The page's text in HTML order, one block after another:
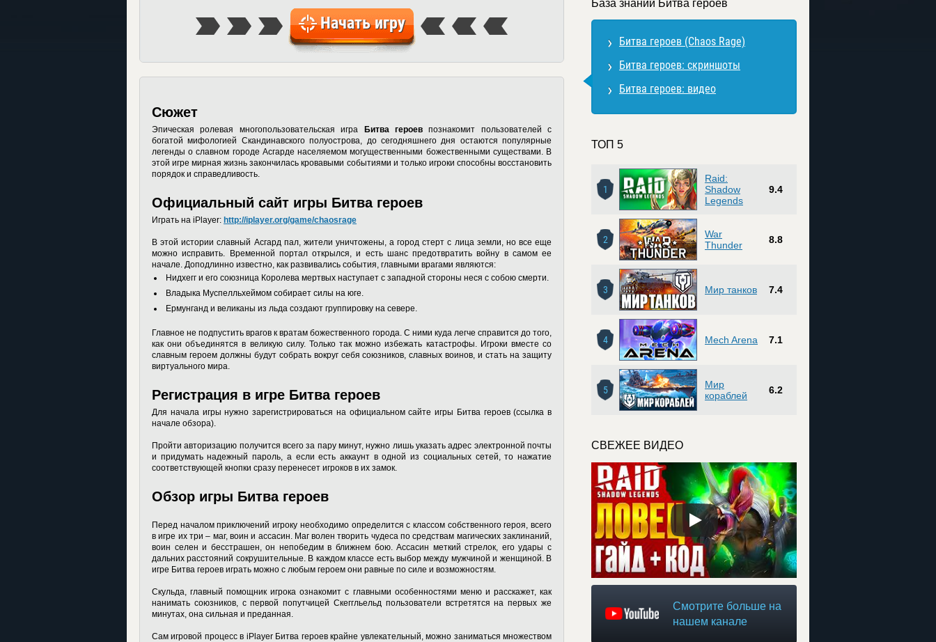
Начать игру
Сюжет
Эпическая ролевая многопользовательская игра Битва героевпознакомит пользователей с
богатой мифологией Скандинавского полуострова, до сегодняшнего дня остаются популярные
легенды о славном городе Асгарде населяемом могущественными божественными существами. В
этой игре мирная жизнь закончилась кровавыми событиями и только игроки способны восстановить
порядок и справедливость.
Официальный сайт игры Битва героев
Играть на iPlayer: http://iplayer.org/game/chaosrage
В этой истории славный Асгард пал, жители уничтожены, а город стерт с лица земли, но все еще
можно исправить. Временной портал открылся, и есть шанс предотвратить войну в самом ее
начале. Доподлинно известно, как развивались события, главными врагами являются:
Нидхегг и его союзница Королева мертвых наступает с западной стороны неся с собою смерти.
Владыка Муспелльхеймом собирает силы на юге.
Ермунганд и великаны из льда создают группировку на севере.
Главное не подпустить врагов к вратам божественного города. С ними куда легче справится до того,
как они объединятся в великую силу. Только так можно избежать катастрофы. Игроки вместе со
славным героем должны будут собрать вокруг себя союзников, славных воинов, и стать на защиту
виртуального мира.
Регистрация в игре Битва героев
Для начала игры нужно зарегистрироваться на официальном сайте игры Битва героев (ссылка в
начале обзора).
Пройти авторизацию получится всего за пару минут, нужно лишь указать адрес электронной почты
и придумать надежный пароль, а если есть аккаунт в одной из социальных сетей, то нажатие
соответствующей кнопки сразу перенесет игроков в их замок.
Обзор игры Битва героев
Перед началом приключений игроку необходимо определится с классом собственного героя, всего
в игре их три – маг, воин и ассасин. Маг волен творить чудеса по средствам магических заклинаний,
воин селен и бесстрашен, он непобедим в ближнем бою. Ассасин меткий стрелок, его удары с
дальних расстояний сокрушительные. В каждом классе есть выбор между мужчиной и женщиной. В
игре Битва героев играть можно с любым героем они равные по силе и возможностям.
Скульда, главный помощник игрока ознакомит с главными особенностями меню и расскажет, как
нанимать союзников, с первой попутчицей Скеггльельд пользователи встретятся на первых же
минутах, она сильная и преданная.
Сам игровой процесс в iPlayer Битва героев крайне увлекательный, можно заниматься множеством
База знаний Битва героев
Битва героев (Chaos Rage)
Битва героев: скриншоты
Битва героев: видео
ТОП 5
1
Raid:
Shadow
Legends
9.4
2
War
Thunder
8.8
3 Мир танков 7.4
4 Mech Arena 7.1
5
Мир
кораблей
6.2
СВЕЖЕЕ ВИДЕО
Смотрите больше на
нашем канале